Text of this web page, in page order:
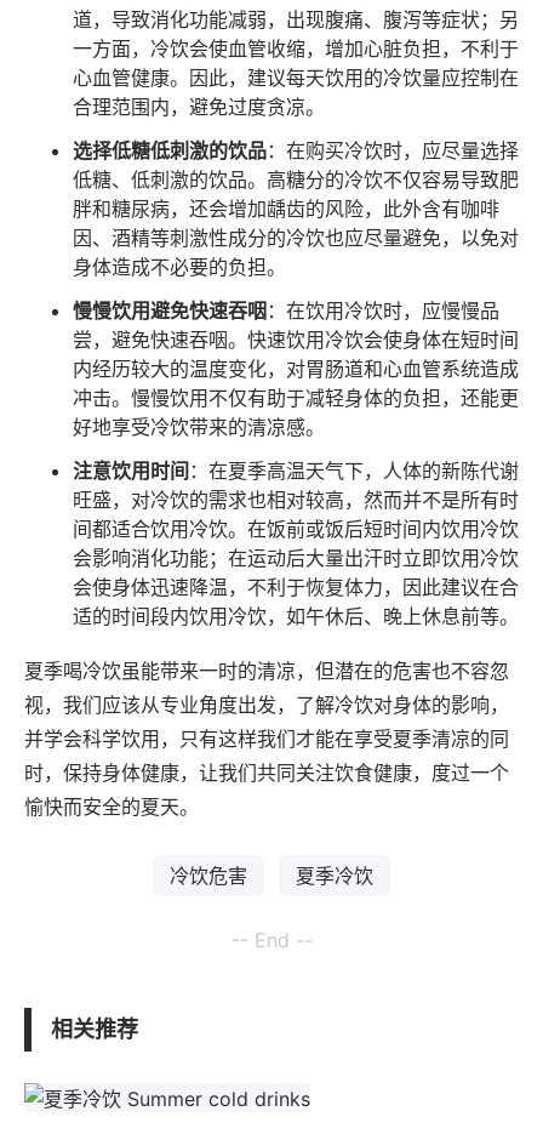
道，导致消化功能减弱，出现腹痛、腹泻等症状；另
一方面，冷饮会使血管收缩，增加心脏负担，不利于
心血管健康。因此，建议每天饮用的冷饮量应控制在
合理范围内，避免过度贪凉。
选择低糖低刺激的饮品：在购买冷饮时，应尽量选择
低糖、低刺激的饮品。高糖分的冷饮不仅容易导致肥
胖和糖尿病，还会增加龋齿的风险，此外含有咖啡
因、酒精等刺激性成分的冷饮也应尽量避免，以免对
身体造成不必要的负担。
慢慢饮用避免快速吞咽 ：在饮用冷饮时，应慢慢品
尝，避免快速吞咽。快速饮用冷饮会使身体在短时间
内经历较大的温度变化，对胃肠道和心血管系统造成
冲击。慢慢饮用不仅有助于减轻身体的负担，还能更
好地享受冷饮带来的清凉感。
注意饮用时间 ：在夏季高温天气下，人体的新陈代谢
旺盛，对冷饮的需求也相对较高，然而并不是所有时
间都适合饮用冷饮。在饭前或饭后短时间内饮用冷饮
会影响消化功能；在运动后大量出汗时立即饮用冷饮
会使身体迅速降温，不利于恢复体力，因此建议在合
适的时间段内饮用冷饮，如午休后、晚上休息前等。
夏季喝冷饮虽能带来一时的清凉，但潜在的危害也不容忽
视，我们应该从专业角度出发，了解冷饮对身体的影响，
并学会科学饮用，只有这样我们才能在享受夏季清凉的同
时，保持身体健康，让我们共同关注饮食健康，度过一个
愉快而安全的夏天。
冷饮危害 夏季冷饮
-- End --
相关推荐